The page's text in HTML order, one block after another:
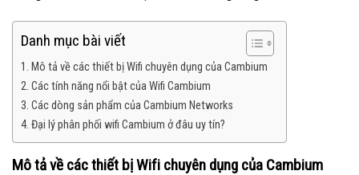
Danh mục bài viết
Mô tả về các thiết bị Wifi chuyên dụng của Cambium
Các tính năng nổi bật của Wifi Cambium
Các dòng sản phẩm của Cambium Networks
Đại lý phân phối wifi Cambium ở đâu uy tín?
Mô tả về các thiết bị Wifi chuyên dụng của Cambium